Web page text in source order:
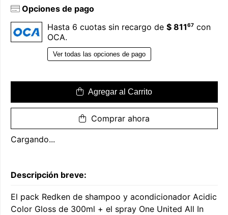
Opciones de pago
Hasta 6 cuotas sin recargo de $ 81167 con
OCA.
Ver todas las opciones de pago
Agregar al Carrito
Comprar ahora
Cargando...
Descripción breve:
El pack Redken de shampoo y acondicionador Acidic
Color Gloss de 300ml + el spray One United All In